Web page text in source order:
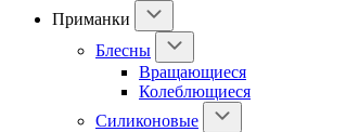
Приманки
Блесны
Вращающиеся
Колеблющиеся
Силиконовые